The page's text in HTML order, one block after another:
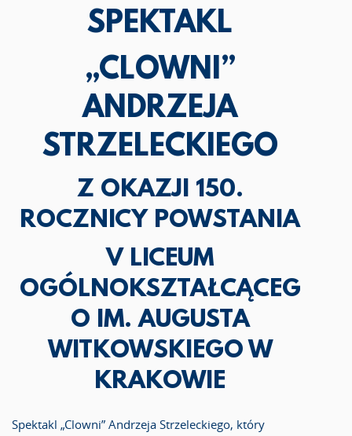
SPEKTAKL
„CLOWNI”
ANDRZEJA
STRZELECKIEGO
Z OKAZJI 150.
ROCZNICY POWSTANIA
V LICEUM
OGÓLNOKSZTAŁCĄCEG
O IM. AUGUSTA
WITKOWSKIEGO W
KRAKOWIE
Spektakl „Clowni” Andrzeja Strzeleckiego, który